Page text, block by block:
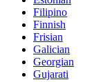
Filipino
Finnish
Frisian
Galician
Georgian
Gujarati